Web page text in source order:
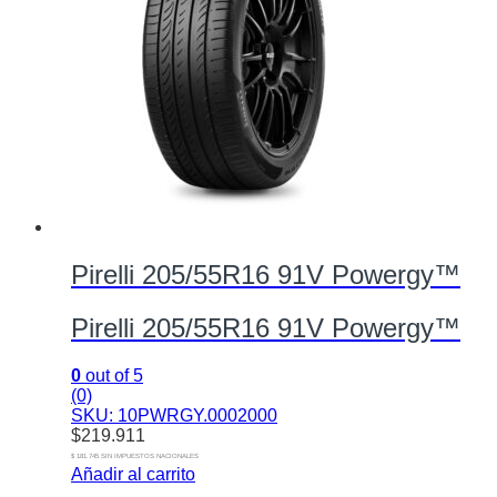
Pirelli 205/55R16 91V Powergy™
Pirelli 205/55R16 91V Powergy™
0 out of 5
(0)
SKU: 10PWRGY.0002000
$219.911
$ 181.745 SIN IMPUESTOS NACIONALES
Añadir al carrito